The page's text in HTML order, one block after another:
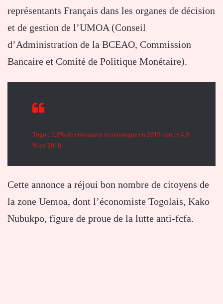
représentants Français dans les organes de décision
et de gestion de l’UMOA (Conseil
d’Administration de la BCEAO, Commission
Bancaire et Comité de Politique Monétaire).
Togo : 5,3% de croissance économique en 2019 contre 4,9
% en 2018
Cette annonce a réjoui bon nombre de citoyens de
la zone Uemoa, dont l’économiste Togolais, Kako
Nubukpo, figure de proue de la lutte anti-fcfa.